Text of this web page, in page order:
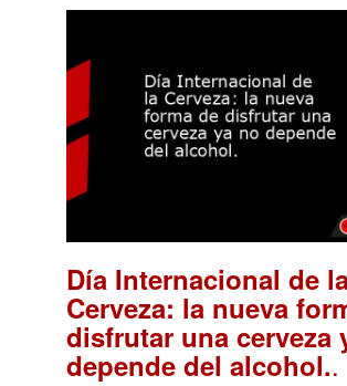
Día Internacional de
Cerveza: la nueva
disfrutar una cerveza
depende del alcohol..